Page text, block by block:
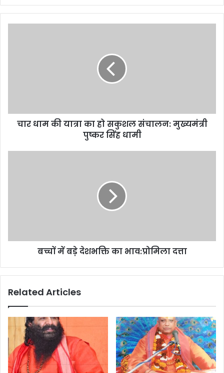
y
d
चार धाम की यात्रा का हो सकुशल संचालन: मुख्यमंत्री
पुष्कर सिंह धामी
बच्चों में बड़े देशभक्ति का भाव:प्रोमिला दत्ता
Related Articles